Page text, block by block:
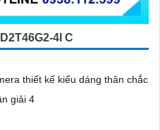
4I C
thiết kế kiểu dáng thân chắc
giải 4